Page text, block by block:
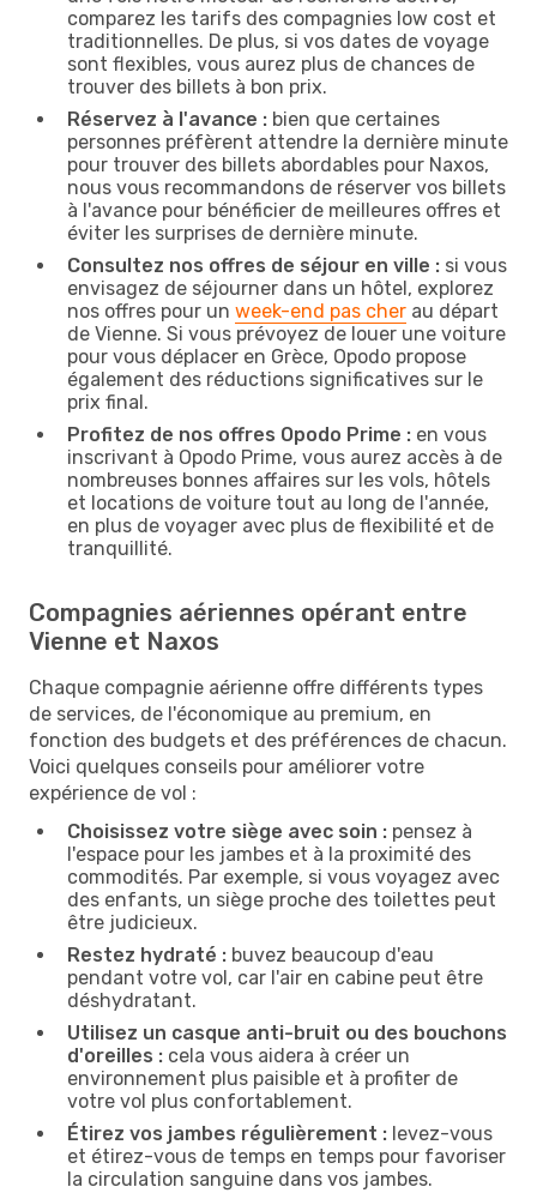
comparez les tarifs des compagnies low cost et
traditionnelles. De plus, si vos dates de voyage
sont flexibles, vous aurez plus de chances de
trouver des billets à bon prix.
Réservez à l'avance : bien que certaines
personnes préfèrent attendre la dernière minute
pour trouver des billets abordables pour Naxos,
nous vous recommandons de réserver vos billets
à l'avance pour bénéficier de meilleures offres et
éviter les surprises de dernière minute.
Consultez nos offres de séjour en ville : si vous
envisagez de séjourner dans un hôtel, explorez
nos offres pour un week-end pas cher au départ
de Vienne. Si vous prévoyez de louer une voiture
pour vous déplacer en Grèce, Opodo propose
également des réductions significatives sur le
prix final.
Profitez de nos offres Opodo Prime : en vous
inscrivant à Opodo Prime, vous aurez accès à de
nombreuses bonnes affaires sur les vols, hôtels
et locations de voiture tout au long de l'année,
en plus de voyager avec plus de flexibilité et de
tranquillité.
Compagnies aériennes opérant entre
Vienne et Naxos
Chaque compagnie aérienne offre différents types
de services, de l'économique au premium, en
fonction des budgets et des préférences de chacun.
Voici quelques conseils pour améliorer votre
expérience de vol :
Choisissez votre siège avec soin : pensez à
l'espace pour les jambes et à la proximité des
commodités. Par exemple, si vous voyagez avec
des enfants, un siège proche des toilettes peut
être judicieux.
Restez hydraté : buvez beaucoup d'eau
pendant votre vol, car l'air en cabine peut être
déshydratant.
Utilisez un casque anti-bruit ou des bouchons
d'oreilles : cela vous aidera à créer un
environnement plus paisible et à profiter de
votre vol plus confortablement.
Étirez vos jambes régulièrement : levez-vous
et étirez-vous de temps en temps pour favoriser
la circulation sanguine dans vos jambes.